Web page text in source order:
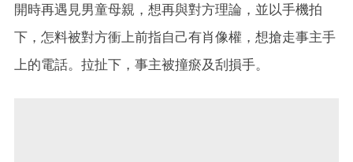
開時再遇見男童母親，想再與對方理論，並以手機拍
下，怎料被對方衝上前指自己有肖像權，想搶走事主手
上的電話。拉扯下，事主被撞瘀及刮損手。